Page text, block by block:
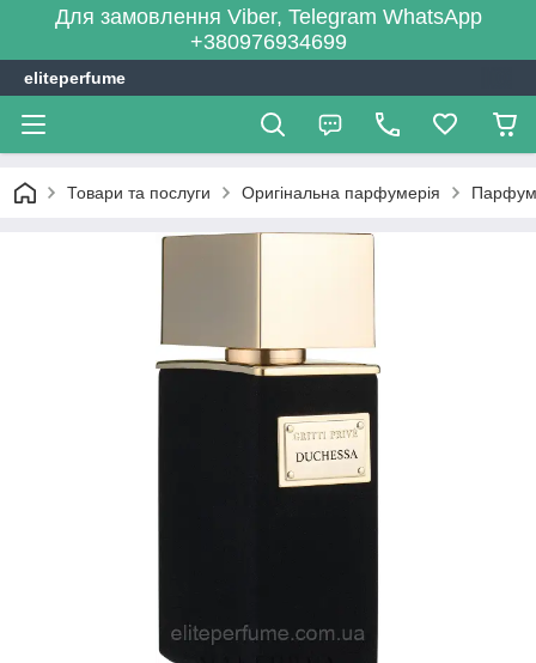
Для замовлення Viber, Telegram WhatsApp
+380976934699
eliteperfume
Товари та послуги Оригінальна парфумерія